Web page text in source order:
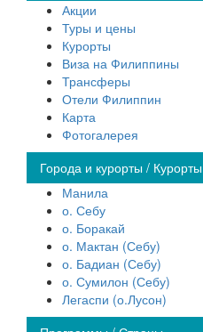
Акции
Туры и цены
Курорты
Виза на Филиппины
Трансферы
Отели Филиппин
Карта
Фотогалерея
Города и курорты / Курорты
Манила
о. Себу
о. Боракай
о. Мактан (Себу)
о. Бадиан (Себу)
о. Сумилон (Себу)
Легаспи (о.Лусон)